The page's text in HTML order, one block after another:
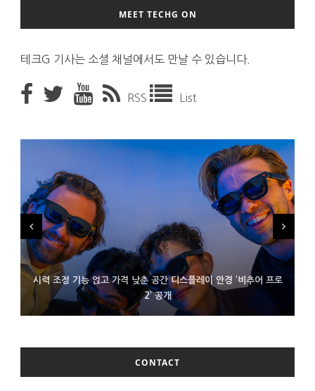
MEET TECHG ON
테크G 기사는 소셜 채널에서도 만날 수 있습니다.
RSS List
시력 조정 기능 얹고 가격 낮춘 공간 디스플레이 안경 ‘비추어 프로
2’ 공개
D램 부족에 10억달러어치 아이폰18 프로세서 패키징 대기 중
300~400달러 반지형 스피커 준비하는 오픈AI
CONTACT